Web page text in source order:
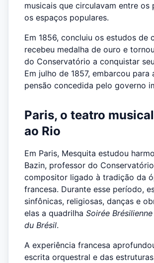
musicais que circulavam entre os
os espaços populares.
Em 1856, concluiu os estudos de
recebeu medalha de ouro e
do Conservatório a conquistar
Em julho de 1857, embarcou para
pensão concedida pelo governo
Paris, o teatro
ao Rio
Em Paris, Mesquita estudou
Bazin, professor do
compositor ligado à tradição da
francesa. Durante esse período,
sinfônicas, religiosas, danças e
elas a quadrilha Soirée Brésilienne
du Brésil.
A experiência francesa
escrita orquestral e das